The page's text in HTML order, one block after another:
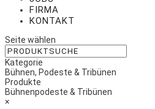
FIRMA
KONTAKT
Seite wählen
Kategorie
Bühnen, Podeste & Tribünen
Produkte
Bühnenpodeste & Tribünen
×